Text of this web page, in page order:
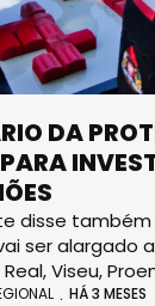
DA
disse também
ser alargado
Viseu,
HÁ 3 MESES